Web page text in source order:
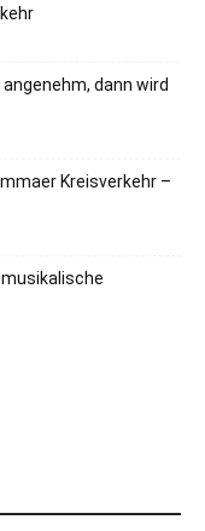
dann wird
Kreisverkehr –